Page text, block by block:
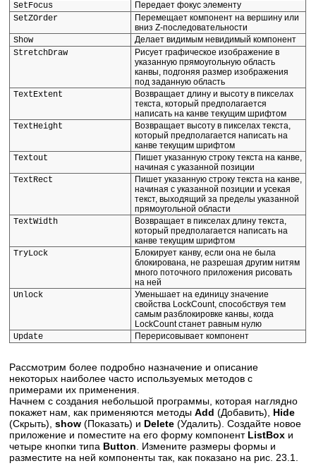
SetFocus
Передает фокус элементу
SetZOrder
Перемещает компонент на вершину или
вниз Z-последовательности
Show
Делает видимым невидимый компонент
StretchDraw
Рисует графическое изображение в
указанную прямоугольную область
канвы, подгоняя размер изображения
под заданную область
TextExtent
Возвращает длину и высоту в пикселах
текста, который предполагается
написать на канве текущим шрифтом
TextHeight
Возвращает высоту в пикселах текста,
который предполагается написать на
канве текущим шрифтом
Textout
Пишет указанную строку текста на канве,
начиная с указанной позиции
TextRect
Пишет указанную строку текста на канве,
начиная с указанной позиции и усекая
текст, выходящий за пределы указанной
прямоугольной области
TextWidth
Возвращает в пикселах длину текста,
который предполагается написать на
канве текущим шрифтом
TryLock
Блокирует канву, если она не была
блокирована, не разрешая другим нитям
много поточного приложения рисовать
на ней
Unlock
Уменьшает на единицу значение
свойства LockCount, способствуя тем
самым разблокировке канвы, когда
LockCount станет равным нулю
Update
Перерисовывает компонент
Рассмотрим более подробно назначение и описание
некоторых наиболее часто используемых методов с
примерами их применения.
Начнем с создания небольшой программы, которая наглядно
покажет нам, как применяются методыAdd (Добавить), Hide
(Скрыть),show(Показать) и Delete(Удалить). Создайте новое
приложение и поместите на его форму компонент ListBox и
четыре кнопки типа Button . Измените размеры формы и
разместите на ней компоненты так, как показано на рис. 23.1.